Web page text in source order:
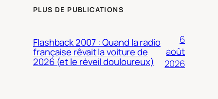
PLUS DE PUBLICATIONS
Flashback 2007 : Quand la radio
française rêvait la voiture de
2026 (et le réveil douloureux)
6
août
2026